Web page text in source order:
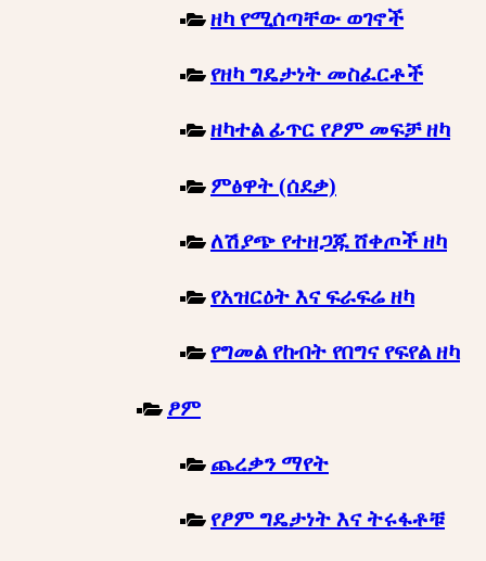
ዘካ የሚሰጣቸው ወገኖች
የዘካ ግዴታነት መስፈርቶች
ዘካተል ፊጥር የፆም መፍቻ ዘካ
ምፅዋት (ሰደቃ)
ለሽያጭ የተዘጋጁ ሸቀጦች ዘካ
የአዝርዕት እና ፍራፍሬ ዘካ
የግመል የከብት የበግና የፍየል ዘካ
ፆም
ጨረቃን ማየት
የፆም ግዴታነት እና ትሩፋቶቹ